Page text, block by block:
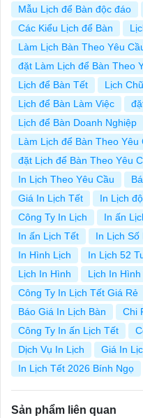
Mẫu Lịch để Bàn độc đáo
Các Kiểu Lịch để Bàn
Làm Lịch Bàn Theo Yêu
đặt Làm Lịch để Bàn Theo
Lịch để Bàn Tết
Lịch
Lịch để Bàn Làm Việc
Lịch để Bàn Doanh Nghiệp
Làm Lịch để Bàn Theo Yêu
đặt Lịch để Bàn Theo Yêu
In Lịch Theo Yêu Cầu
Giá In Lịch Tết
In Lịch
Công Ty In Lịch
In ấn
In ấn Lịch Tết
In Lịch
In Hình Lịch
In Lịch 52
Lịch In Hình
Lịch In
Công Ty In Lịch Tết Giá Rẻ
Báo Giá In Lịch Bàn
Chi
Công Ty In ấn Lịch Tết
Dịch Vụ In Lịch
Giá In
In Lịch Tết 2026 Bính Ngọ
Sản phẩm liên quan